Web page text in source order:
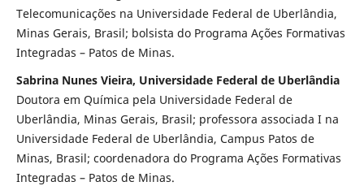
Telecomunicações na Universidade Federal de Uberlândia,
Minas Gerais, Brasil; bolsista do Programa Ações Formativas
Integradas – Patos de Minas.
Sabrina Nunes Vieira, Universidade Federal de Uberlândia
Doutora em Química pela Universidade Federal de
Uberlândia, Minas Gerais, Brasil; professora associada I na
Universidade Federal de Uberlândia, Campus Patos de
Minas, Brasil; coordenadora do Programa Ações Formativas
Integradas – Patos de Minas.